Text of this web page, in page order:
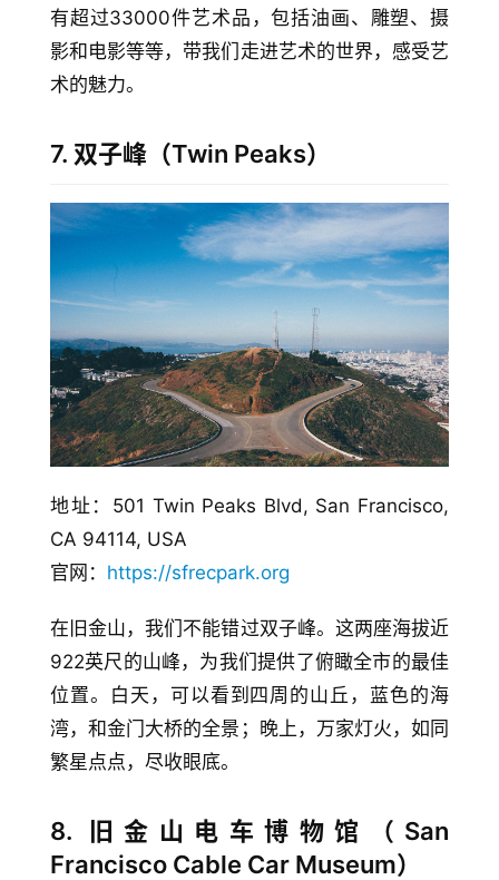
有超过33000件艺术品，包括油画、雕塑、摄
影和电影等等，带我们走进艺术的世界，感受艺
术的魅力。
7. 双子峰（Twin Peaks）
地址：501 Twin Peaks Blvd, San Francisco,
CA 94114, USA
官网： https://sfrecpark.org
在旧金山，我们不能错过双子峰。这两座海拔近
922英尺的山峰，为我们提供了俯瞰全市的最佳
位置。白天，可以看到四周的山丘，蓝色的海
湾，和金门大桥的全景；晚上，万家灯火，如同
繁星点点，尽收眼底。
8. 旧金山电车博物馆（San
Francisco Cable Car Museum）